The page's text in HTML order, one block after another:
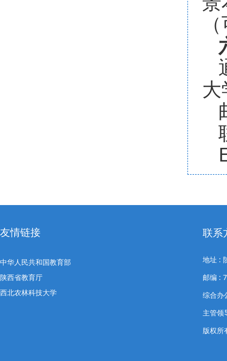
友情链接
中华人民共和国教育部
陕西省教育厅
西北农林科技大学
联系
地址 :
邮编 :
综合办
主管
版权